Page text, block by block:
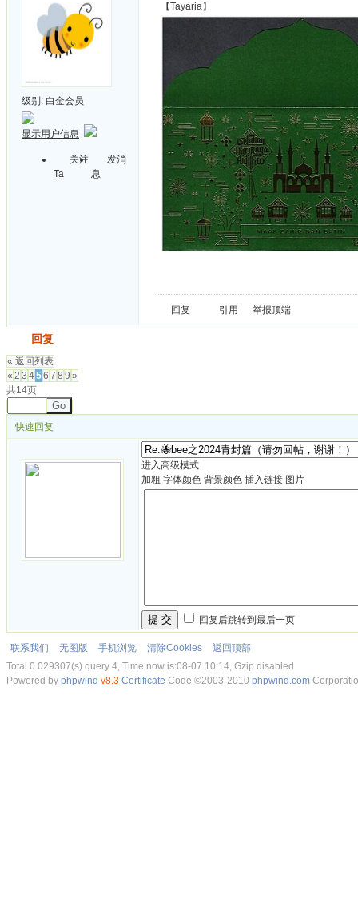
级别: 白金会员
显示用户信息
关注
Ta
发消
息
【Tayaria】
回复 引用 举报顶端
回复
« 返回列表
« 2 3 456 7 8 9 »
共14页
Go
快速回复
进入高级模式
加粗 字体颜色 背景颜色 插入链接 图片
提 交 回复后跳转到最后一页
联系我们 无图版 手机浏览 清除Cookies
返回顶部
Total 0.029307(s) query 4, Time now is:08-07 10:14, Gzip disabled
Powered by phpwind v8.3 Certificate Code ©2003-2010 phpwind.com